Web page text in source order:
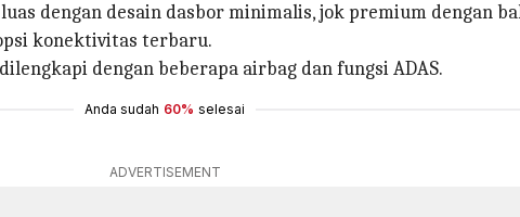
dengan desain dasbor minimalis, jok premium dengan
konektivitas terbaru.
dengan beberapa airbag dan fungsi ADAS.
Anda sudah 60% selesai
ADVERTISEMENT